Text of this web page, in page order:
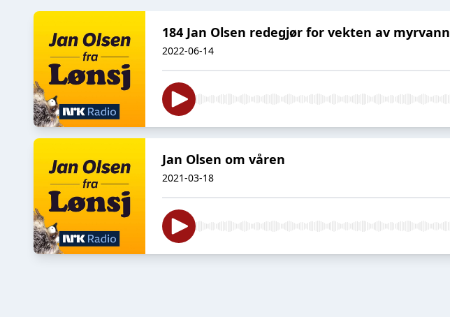
184 Jan Olsen redegjør for vekten av myrvann
2022-06-14
Jan Olsen om våren
2021-03-18